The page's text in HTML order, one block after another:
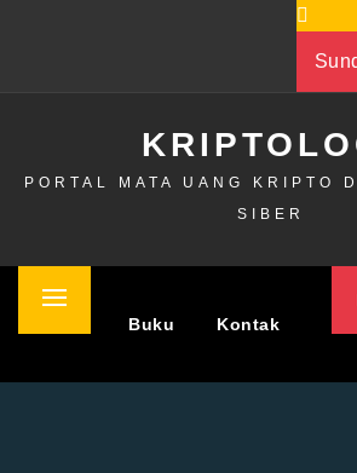
PORTAL MATA UANG KRIPTO
SIBER
Primary
Buku Kontak